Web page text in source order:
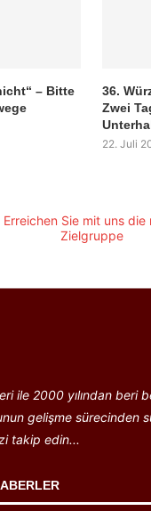
– Bitte
36.
Zwei
22. Juli
ile 2000 yılından beri
gelişme sürecinden
takip edin...